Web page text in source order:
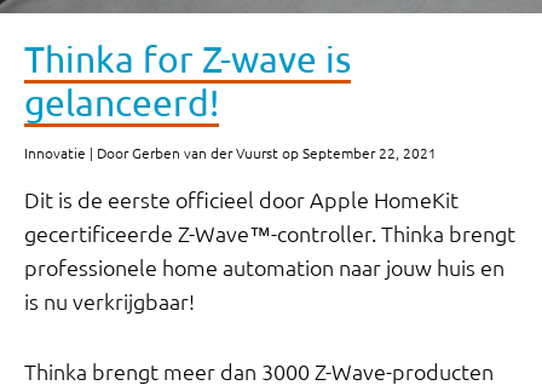
Thinka for Z-wave is
gelanceerd!
Innovatie | Door Gerben van der Vuurst op September 22, 2021
Dit is de eerste officieel door Apple HomeKit
gecertificeerde Z-Wave™-controller. Thinka brengt
professionele home automation naar jouw huis en
is nu verkrijgbaar!
Thinka brengt meer dan 3000 Z-Wave-producten